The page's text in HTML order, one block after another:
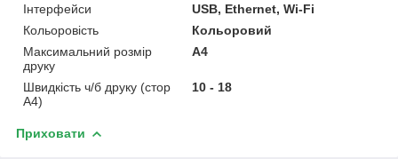
Інтерфейси
USB, Ethernet, Wi-Fi
Кольоровість
Кольоровий
Максимальний розмір
друку
A4
Швидкість ч/б друку (стор
А4)
10 - 18
Приховати